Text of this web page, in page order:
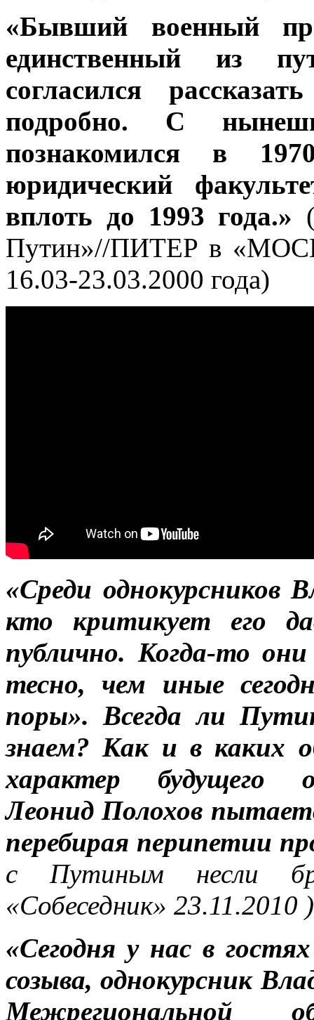
«Бывший военный
единственный из
согласился
подробно. С
познакомился в
юридический
вплоть до 1993 года.»
Путин»//ПИТЕР в
16.03-23.03.2000 года)
«Среди однокурсников
кто критикует его
публично. Когда-то
тесно, чем иные
поры». Всегда ли
знаем? Как и в каких
характер будущего
Леонид Полохов
перебирая перипетии
с Путиным несли
«Собеседник» 23.11.2010 )
«Сегодня у нас в
созыва, однокурсник
Межрегиональной